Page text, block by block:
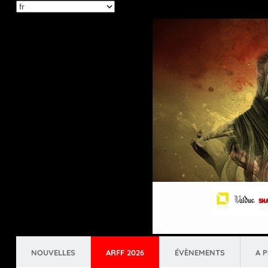
Select
NOUVELLES ARFF 2026 ÉVÈNEMENTS A